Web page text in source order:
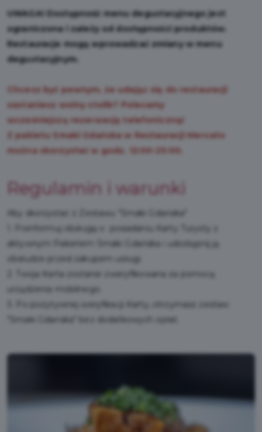
UWAGA! Dostępność menu degustacyjnego jest
ograniczona i zależy od dostępności produktów.
Restauracje mogą wprowadzać zmiany w menu
degustacyjnym.
Chcesz być pewnym, że udając się do restauracji
zastaniesz wolny stolik? Polecamy
wcześniejszą rezerwację telefoniczną!
Z pakietu Smaki Gdańska w Restauracji Mercato
można skorzystać w godz. 12:00-23:00.
Regulamin i warunki
Aby skorzystać z Zestawu "Smaki Gdańska"
1. Poinformuj obsługę o posiadaniu Karty Turysty z
aktywnym Pakietem Smaki Gdańska i udostępnij ją
obsłudze przed zakupem usługi.
2. Twoja Karta zostanie zweryfikowana za pomocą
urządzenia mobilnego.
3. Po pozytywnej weryfikacji Karty, otrzymasz zestaw
"Smaki Gdańska" bez dodatkowych opłat.